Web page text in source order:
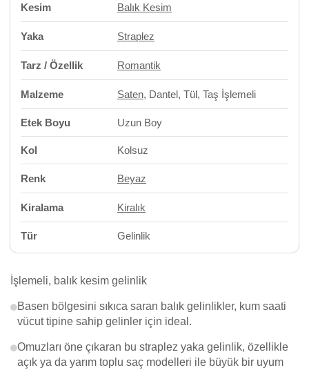
Kesim Balık Kesim
Yaka Straplez
Tarz / Özellik Romantik
Malzeme Saten, Dantel, Tül, Taş İşlemeli
Etek Boyu Uzun Boy
Kol Kolsuz
Renk Beyaz
Kiralama Kiralık
Tür Gelinlik
İşlemeli, balık kesim gelinlik
Basen bölgesini sıkıca saran balık gelinlikler, kum saati
vücut tipine sahip gelinler için ideal.
Omuzları öne çıkaran bu straplez yaka gelinlik, özellikle
açık ya da yarım toplu saç modelleri ile büyük bir uyum